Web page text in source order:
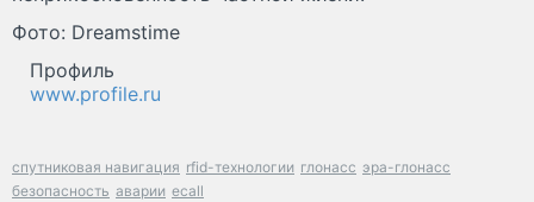
Фото: Dreamstime
Профиль
www.profile.ru
спутниковая навигация rfid-технологии глонасс эра-глонасс
безопасность аварии ecall